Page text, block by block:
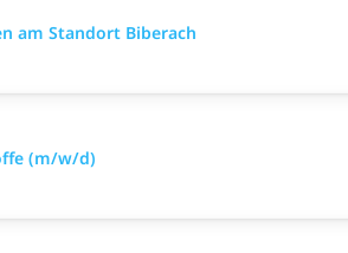
am Standort Biberach
(m/w/d)